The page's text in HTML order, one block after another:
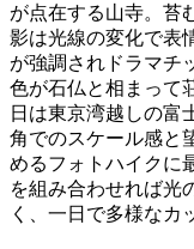
が点在する山寺。苔
影は光線の変化で表
が強調されドラマチ
色が石仏と相まって
日は東京湾越しの富
角でのスケール感と
めるフォトハイクに
を組み合わせれば光
く、一日で多様なカ